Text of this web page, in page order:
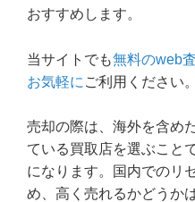
おすすめします。
当サイトでも無料のweb
お気軽に ご利用ください。
売却の際は、海外を含め
ている買取店を選ぶこと
になります。国内でのリ
め、高く売れるかどうか